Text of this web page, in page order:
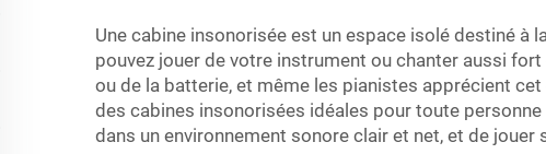
Une cabine insonorisée est un espace isolé destiné à
pouvez jouer de votre instrument ou chanter aussi
ou de la batterie, et même les pianistes apprécient
des cabines insonorisées idéales pour toute
dans un environnement sonore clair et net, et de